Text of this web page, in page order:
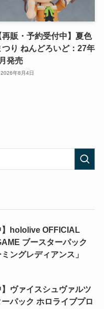
再販・予約受付中】夏色
つり ねんどろいど：27年
発売
2026年8月4日
】hololive OFFICIAL
ブースターパック
ミングレディアンス」
】ヴァイスシュヴァルツ
パック ホロライブプロ